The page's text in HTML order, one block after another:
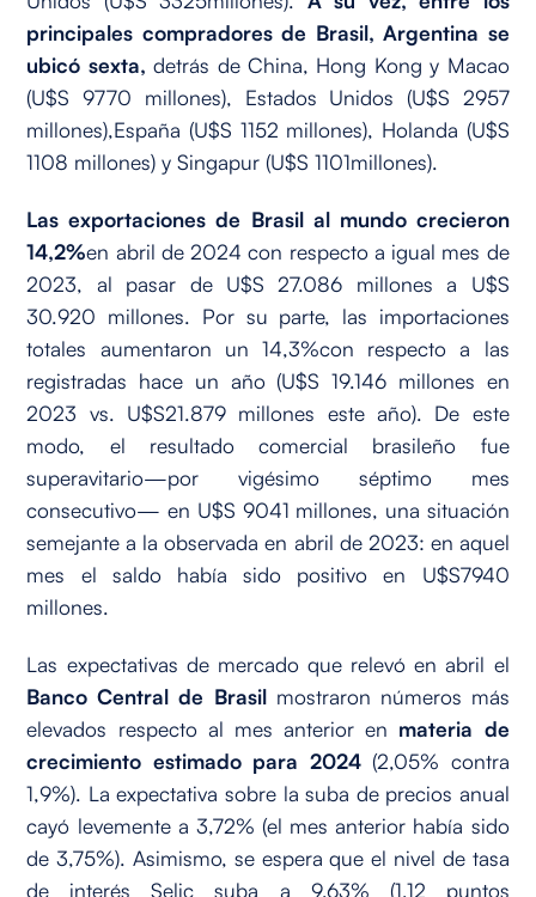
principales compradores de Brasil, Argentina se
ubicó sexta,detrás de China, Hong Kong y Macao
(U$S 9770 millones), Estados Unidos (U$S 2957
millones),España (U$S 1152 millones), Holanda (U$S
1108 millones) y Singapur (U$S 1101millones).
Las exportaciones de Brasil al mundo crecieron
14,2%en abril de 2024 con respecto a igual mes de
2023, al pasar de U$S 27.086 millones a U$S
30.920 millones. Por su parte, las importaciones
totales aumentaron un 14,3%con respecto a las
registradas hace un año (U$S 19.146 millones en
2023 vs. U$S21.879 millones este año). De este
modo, el resultado comercial brasileño fue
superavitario—por vigésimo séptimo mes
consecutivo— en U$S 9041 millones, una situación
semejante a la observada en abril de 2023: en aquel
mes el saldo había sido positivo en U$S7940
millones.
Las expectativas de mercado que relevó en abril el
Banco Central de Brasilmostraron números más
elevados respecto al mes anterior en materia de
crecimiento estimado para 2024(2,05% contra
1,9%). La expectativa sobre la suba de precios anual
cayó levemente a 3,72% (el mes anterior había sido
de 3,75%). Asimismo, se espera que el nivel de tasa
de interés Selic suba a 9,63% (1,12 puntos